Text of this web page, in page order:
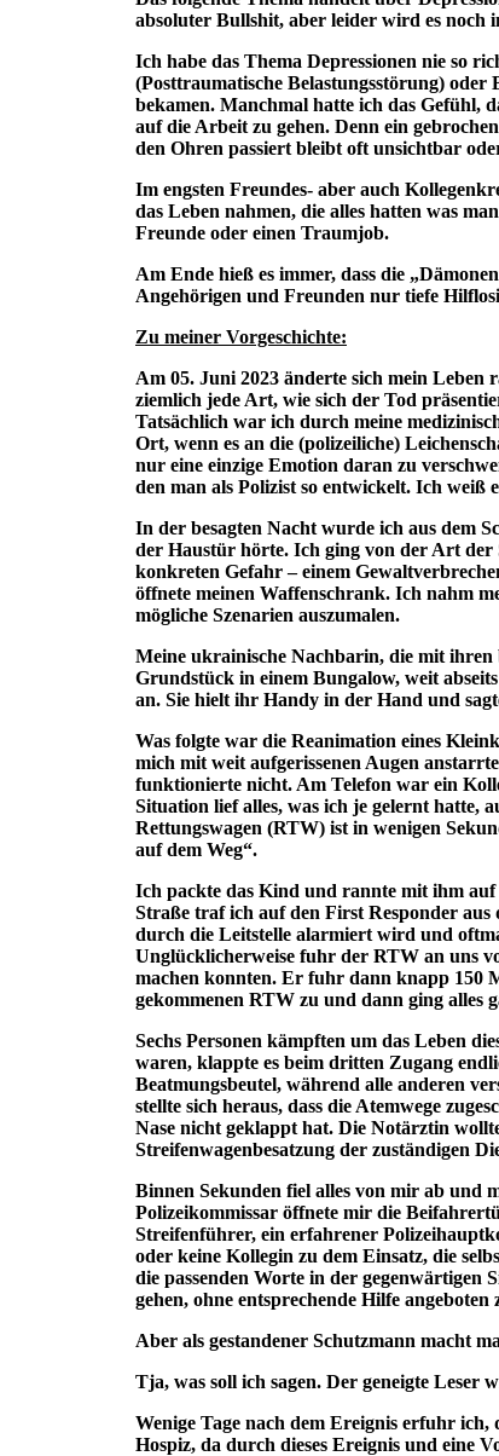
absoluter Bullshit, aber leider wird es noch
Ich habe das Thema Depressionen nie so
(Posttraumatische Belastungsstörung)
bekamen. Manchmal hatte ich das Gefühl,
auf die Arbeit zu gehen. Denn ein
den Ohren passiert bleibt oft unsichtbar
Im engsten Freundes- aber auch
das Leben nahmen, die alles hatten was
Freunde oder einen Traumjob.
Am Ende hieß es immer, dass die
Angehörigen und Freunden nur tiefe
Zu meiner Vorgeschichte:
Am 05. Juni 2023 änderte sich mein Leben
ziemlich jede Art, wie sich der Tod
Tatsächlich war ich durch meine
Ort, wenn es an die (polizeiliche)
nur eine einzige Emotion daran zu
den man als Polizist so entwickelt. Ich weiß
In der besagten Nacht wurde ich aus dem
der Haustür hörte. Ich ging von der Art der
konkreten Gefahr – einem
öffnete meinen Waffenschrank. Ich nahm
mögliche Szenarien auszumalen.
Meine ukrainische Nachbarin, die mit
Grundstück in einem Bungalow, weit
an. Sie hielt ihr Handy in der Hand und
Was folgte war die Reanimation eines
mich mit weit aufgerissenen Augen
funktionierte nicht. Am Telefon war ein
Situation lief alles, was ich je gelernt hatte,
Rettungswagen (RTW) ist in wenigen
auf dem Weg“.
Ich packte das Kind und rannte mit ihm
Straße traf ich auf den First Responder aus
durch die Leitstelle alarmiert wird und
Unglücklicherweise fuhr der RTW an uns
machen konnten. Er fuhr dann knapp 150
gekommenen RTW zu und dann ging alles
Sechs Personen kämpften um das Leben
waren, klappte es beim dritten Zugang
Beatmungsbeutel, während alle anderen
stellte sich heraus, dass die Atemwege
Nase nicht geklappt hat. Die Notärztin
Streifenwagenbesatzung der zuständigen
Binnen Sekunden fiel alles von mir ab und
Polizeikommissar öffnete mir die
Streifenführer, ein erfahrener
oder keine Kollegin zu dem Einsatz, die
die passenden Worte in der gegenwärtigen
gehen, ohne entsprechende Hilfe angeboten
Aber als gestandener Schutzmann macht
Tja, was soll ich sagen. Der geneigte Leser
Wenige Tage nach dem Ereignis erfuhr ich,
Hospiz, da durch dieses Ereignis und eine